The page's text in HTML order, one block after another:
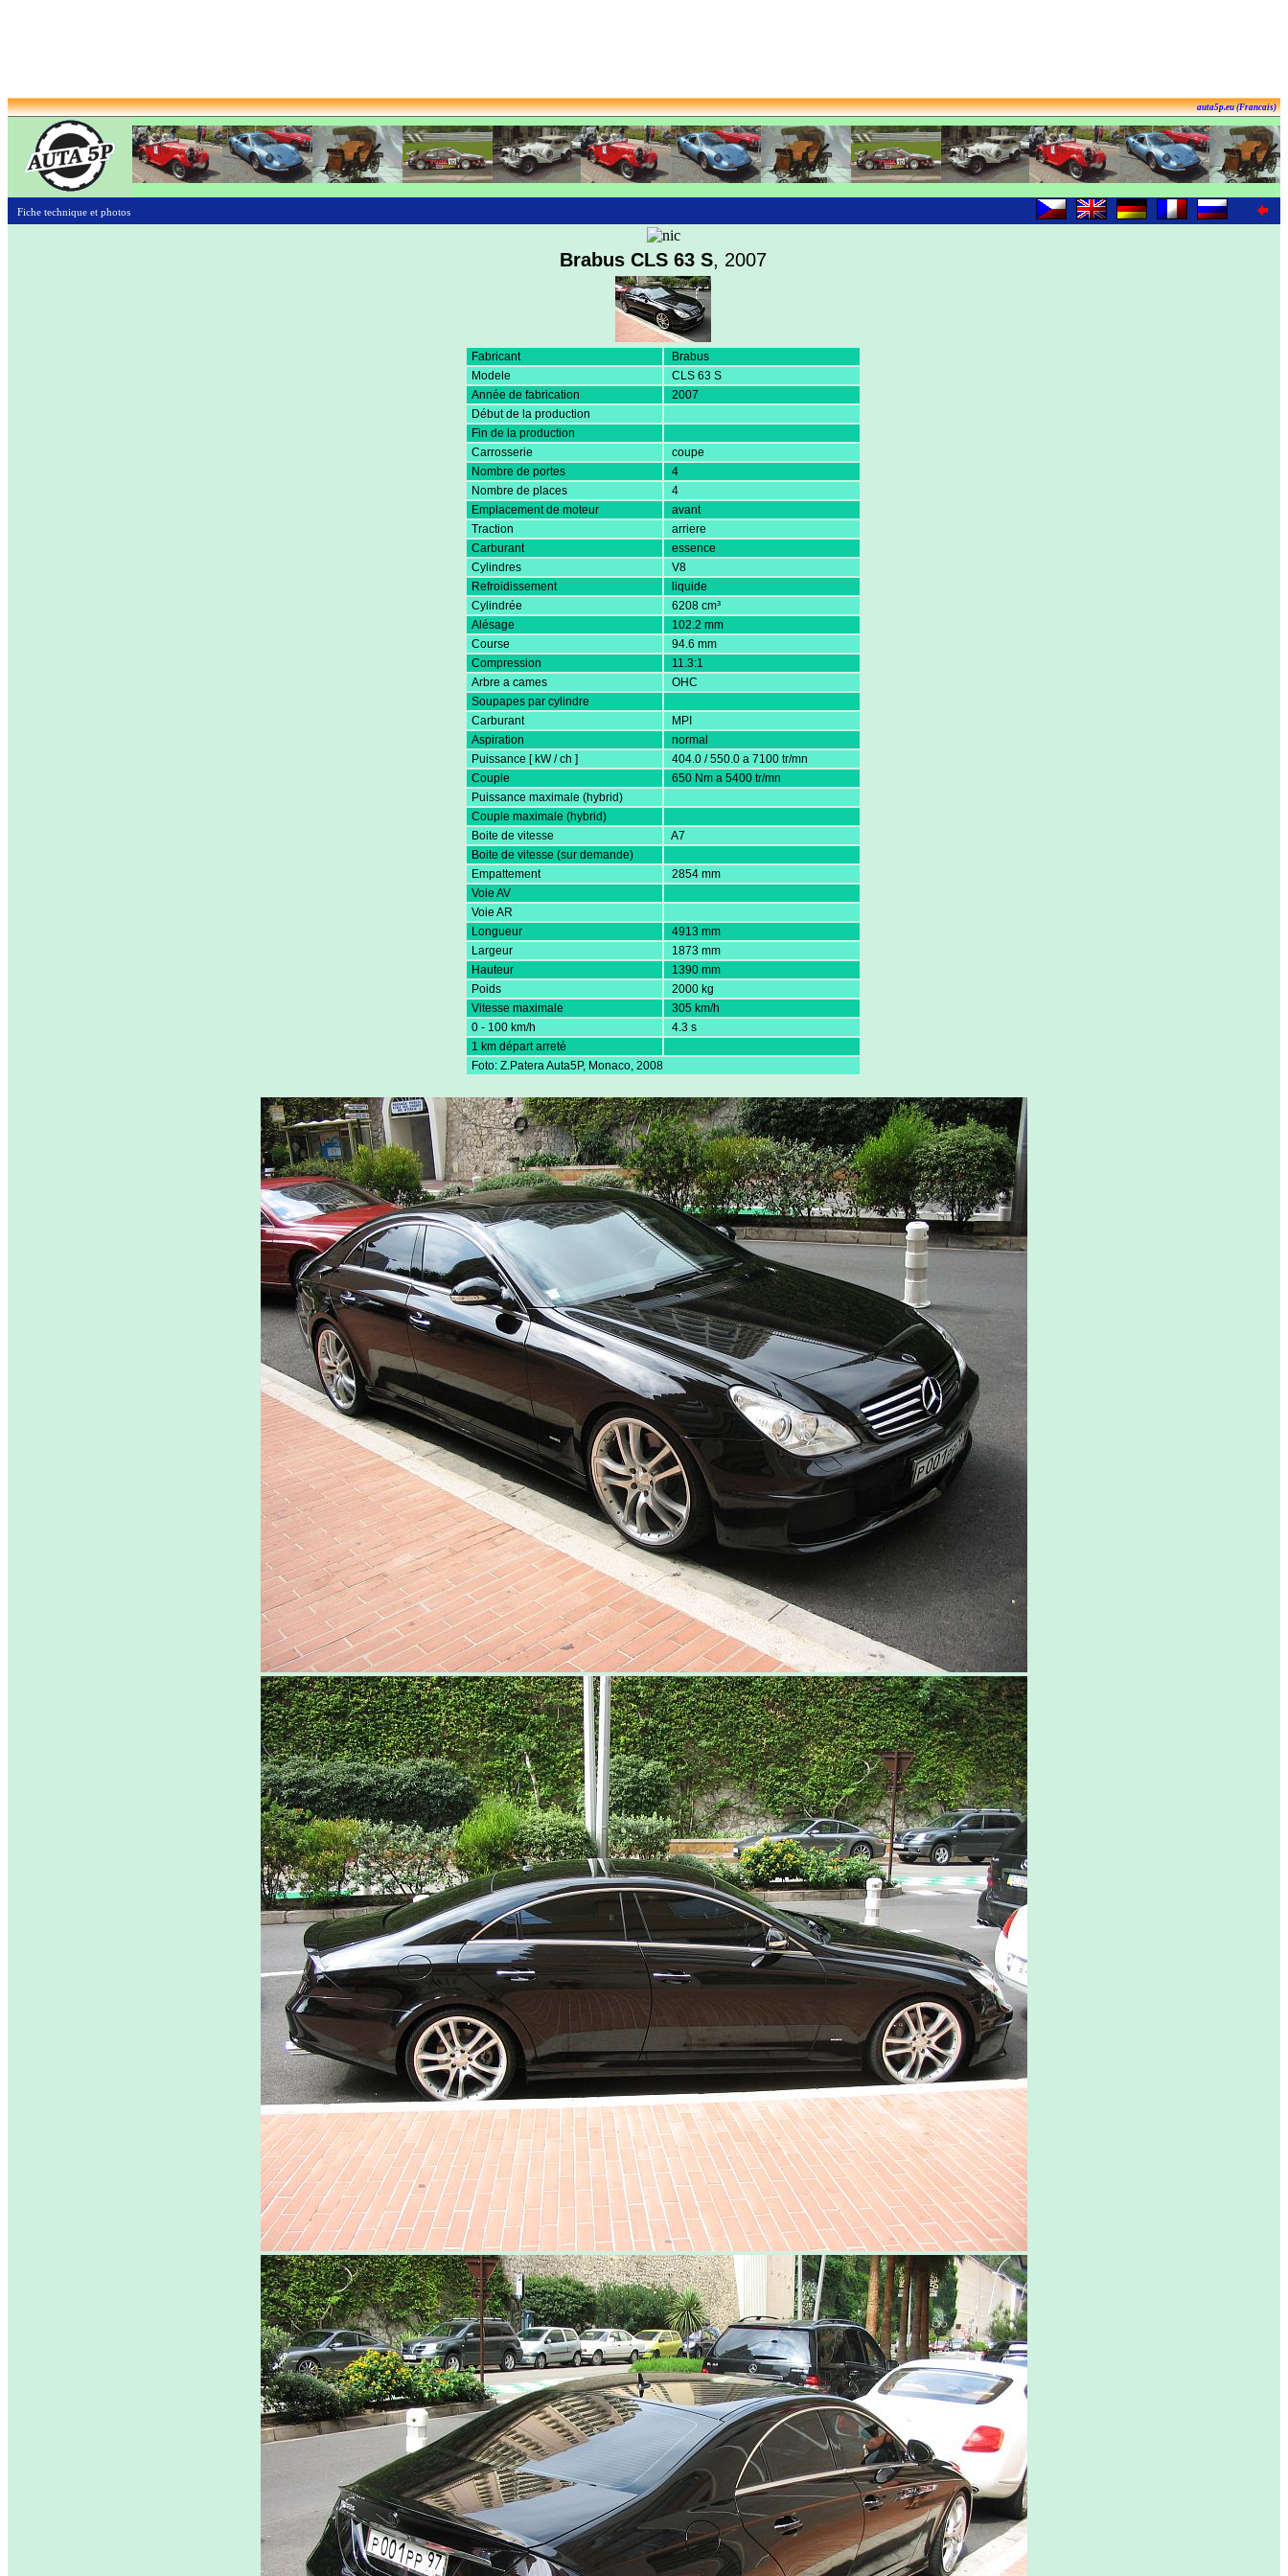
auta5p.eu (Francais)
Fiche technique et photos
Brabus CLS 63 S, 2007
Fabricant
Brabus
Modele
CLS 63 S
Année de fabrication
2007
Début de la production
Fin de la production
Carrosserie
coupe
Nombre de portes
4
Nombre de places
4
Emplacement de moteur
avant
Traction
arriere
Carburant
essence
Cylindres
V8
Refroidissement
liquide
Cylindrée
6208 cm³
Alésage
102.2 mm
Course
94.6 mm
Compression
11.3:1
Arbre a cames
OHC
Soupapes par cylindre
Carburant
MPI
Aspiration
normal
Puissance [ kW / ch ]
404.0 / 550.0 a 7100 tr/mn
Couple
650 Nm a 5400 tr/mn
Puissance maximale (hybrid)
Couple maximale (hybrid)
Boite de vitesse
A7
Boite de vitesse (sur demande)
Empattement
2854 mm
Voie AV
Voie AR
Longueur
4913 mm
Largeur
1873 mm
Hauteur
1390 mm
Poids
2000 kg
Vitesse maximale
305 km/h
0 - 100 km/h
4.3 s
1 km départ arreté
Foto: Z.Patera Auta5P, Monaco, 2008